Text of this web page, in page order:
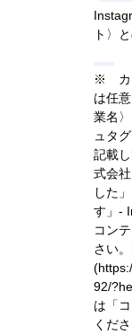
ト〉
※ カ
は任
業名
ュタ
記載し
式会
した
す」 -
コン
さい。
92/
は「
くださ